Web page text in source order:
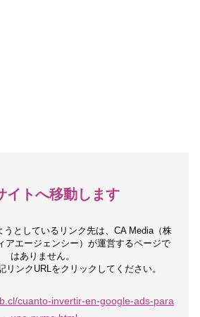
イトへ移動します
としているリンク先は、 CA Media（株
アエージェンシー）が運営するページで
はありません。
リンクURLをクリックしてください。
cuanto-invertir-en-google-ads-para